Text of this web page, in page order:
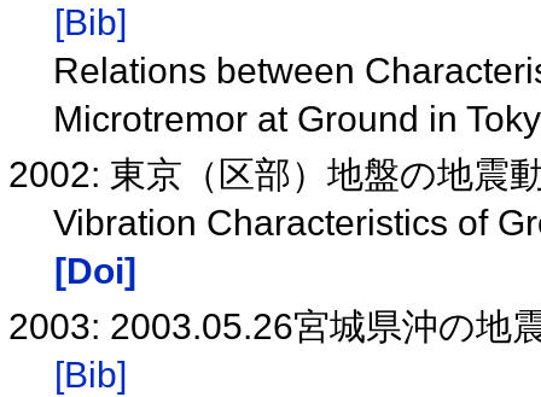
[Bib]
Relations between
Microtremor at Ground in
2002: 東京（区部）地盤の地震
Vibration Characteristics of
[Doi]
2003: 2003.05.26宮城県沖の地
[Bib]